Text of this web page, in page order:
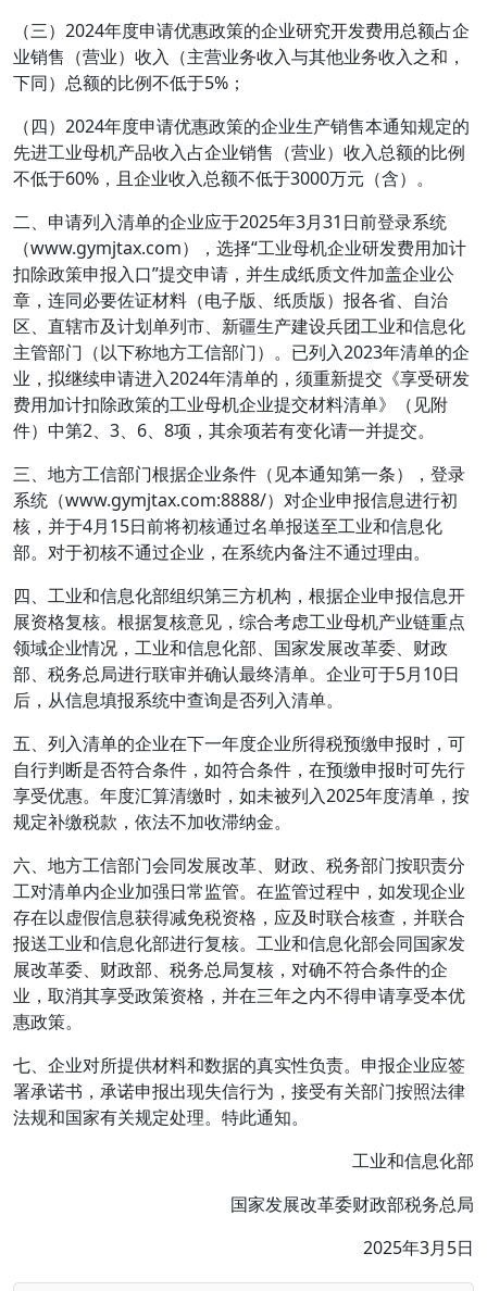
（三）2024年度申请优惠政策的企业研究开发费用总额占企
业销售（营业）收入（主营业务收入与其他业务收入之和，
下同）总额的比例不低于5%；
（四）2024年度申请优惠政策的企业生产销售本通知规定的
先进工业母机产品收入占企业销售（营业）收入总额的比例
不低于60%，且企业收入总额不低于3000万元（含）。
二、申请列入清单的企业应于2025年3月31日前登录系统
（www.gymjtax.com），选择“工业母机企业研发费用加计
扣除政策申报入口”提交申请，并生成纸质文件加盖企业公
章，连同必要佐证材料（电子版、纸质版）报各省、自治
区、直辖市及计划单列市、新疆生产建设兵团工业和信息化
主管部门（以下称地方工信部门）。已列入2023年清单的企
业，拟继续申请进入2024年清单的，须重新提交《享受研发
费用加计扣除政策的工业母机企业提交材料清单》（见附
件）中第2、3、6、8项，其余项若有变化请一并提交。
三、地方工信部门根据企业条件（见本通知第一条），登录
系统（www.gymjtax.com:8888/）对企业申报信息进行初
核，并于4月15日前将初核通过名单报送至工业和信息化
部。对于初核不通过企业，在系统内备注不通过理由。
四、工业和信息化部组织第三方机构，根据企业申报信息开
展资格复核。根据复核意见，综合考虑工业母机产业链重点
领域企业情况，工业和信息化部、国家发展改革委、财政
部、税务总局进行联审并确认最终清单。企业可于5月10日
后，从信息填报系统中查询是否列入清单。
五、列入清单的企业在下一年度企业所得税预缴申报时，可
自行判断是否符合条件，如符合条件，在预缴申报时可先行
享受优惠。年度汇算清缴时，如未被列入2025年度清单，按
规定补缴税款，依法不加收滞纳金。
六、地方工信部门会同发展改革、财政、税务部门按职责分
工对清单内企业加强日常监管。在监管过程中，如发现企业
存在以虚假信息获得减免税资格，应及时联合核查，并联合
报送工业和信息化部进行复核。工业和信息化部会同国家发
展改革委、财政部、税务总局复核，对确不符合条件的企
业，取消其享受政策资格，并在三年之内不得申请享受本优
惠政策。
七、企业对所提供材料和数据的真实性负责。申报企业应签
署承诺书，承诺申报出现失信行为，接受有关部门按照法律
法规和国家有关规定处理。特此通知。
工业和信息化部
国家发展改革委财政部税务总局
2025年3月5日